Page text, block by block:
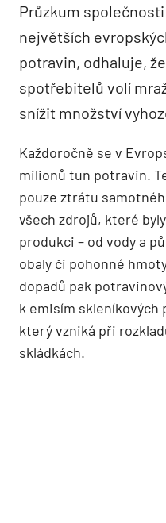
Průzkum
největších
potravin, odhaluje,
spotřebitelů volí
snížit množství
Každoročně se v
milionů tun potravin.
pouze ztrátu
všech zdrojů, které
produkci – od vody a
obaly či pohonné
dopadů pak
k emisím skleníkových
který vzniká při
skládkách.